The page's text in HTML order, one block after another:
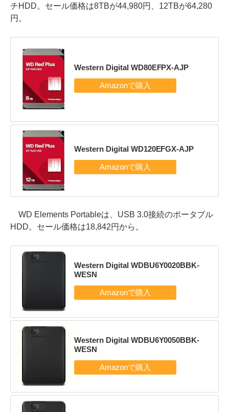
チHDD。セール価格は8TBが44,980円、12TBが64,280
円。
Western Digital WD80EFPX-AJP
Western Digital WD120EFGX-AJP
WD Elements Portableは、USB 3.0接続のポータブル
HDD。セール価格は18,842円から。
Western Digital WDBU6Y0020BBK-
WESN
Western Digital WDBU6Y0050BBK-
WESN